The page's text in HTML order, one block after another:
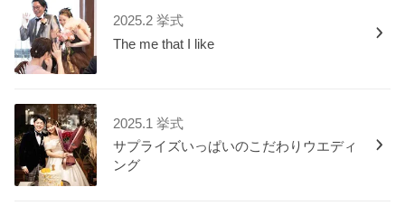
2025.2 挙式
The me that I like
2025.1 挙式
サプライズいっぱいのこだわりウエディ
ング